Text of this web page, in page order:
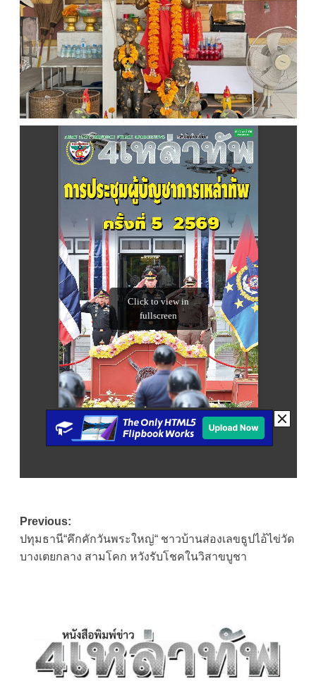
Post
navigation
Previous:
ปทุมธานี“คึกคักวันพระใหญ่“ ชาวบ้านส่องเลขธูปไอ้ไข่วัด
บางเตยกลาง สามโคก หวังรับโชคในวิสาขบูชา